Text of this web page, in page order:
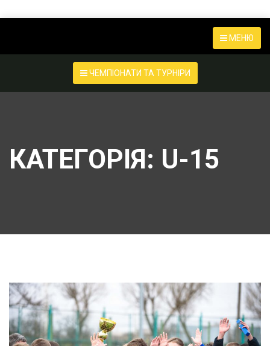
МЕНЮ
ЧЕМПІОНАТИ ТА ТУРНІРИ
КАТЕГОРІЯ: U-15